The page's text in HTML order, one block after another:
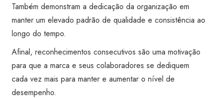
Também demonstram a dedicação da organização em
manter um elevado padrão de qualidade e consistência ao
longo do tempo.
Afinal, reconhecimentos consecutivos são uma motivação
para que a marca e seus colaboradores se dediquem
cada vez mais para manter e aumentar o nível de
desempenho.